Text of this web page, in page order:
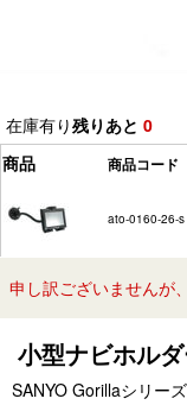
在庫有り残りあと 0
商品
商品コード
ato-0160-26-s
申し訳ございませんが
小型ナビホル
SANYO Gorillaシリー